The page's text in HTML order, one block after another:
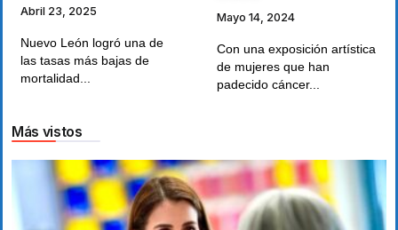
Abril 23, 2025
Nuevo León logró una de
las tasas más bajas de
mortalidad...
Mayo 14, 2024
Con una exposición artística
de mujeres que han
padecido cáncer...
Más vistos